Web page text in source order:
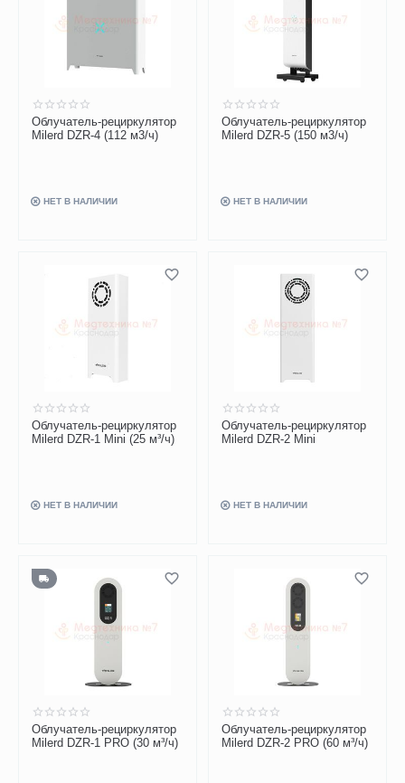
Облучатель-рециркулятор
Milerd DZR-4 (112 м3/ч)
НЕТ В НАЛИЧИИ
Облучатель-рециркулятор
Milerd DZR-5 (150 м3/ч)
НЕТ В НАЛИЧИИ
Облучатель-рециркулятор
Milerd DZR-1 Mini (25 м³/ч)
НЕТ В НАЛИЧИИ
Облучатель-рециркулятор
Milerd DZR-2 Mini
НЕТ В НАЛИЧИИ
Облучатель-рециркулятор
Milerd DZR-1 PRO (30 м³/ч)
Облучатель-рециркулятор
Milerd DZR-2 PRO (60 м³/ч)